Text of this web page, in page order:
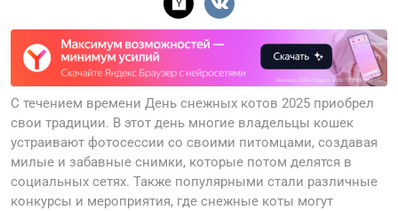
С течением времени День снежных котов 2025 приобрел
свои традиции. В этот день многие владельцы кошек
устраивают фотосессии со своими питомцами, создавая
милые и забавные снимки, которые потом делятся в
социальных сетях. Также популярными стали различные
конкурсы и мероприятия, где снежные коты могут